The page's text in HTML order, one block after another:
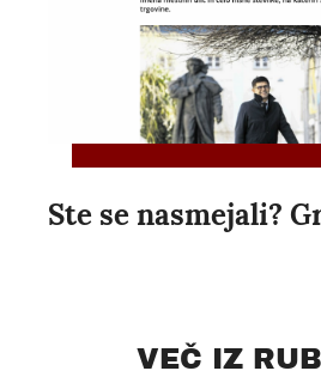
Ste se nasmejali?
VEČ IZ